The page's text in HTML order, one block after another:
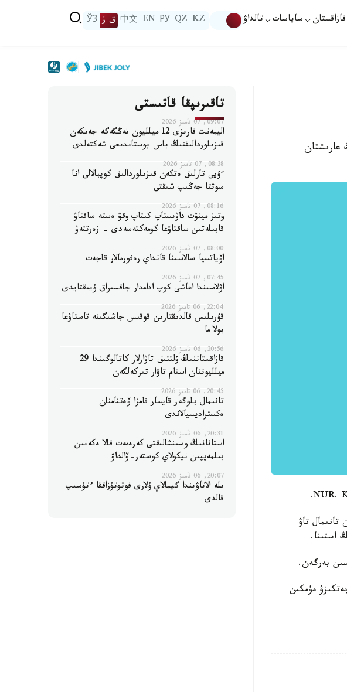
قازاقستان ساياسات تالداۋ KZ
QZ
РУ
EN
中文 ق ز ЎЗ
عارىشتان
تاۋ
استىنا.
بەرگەن.
مۇمكىن
تاقىرىپقا قاتىستى
09:07, 07 تامىز 2026
اليمەنت قارىزى 12 ميلليون تەڭگەگە جەتكەن
قىزىلوردالىقتىڭ باس بوستاندىعى شەكتەلدى
08:38, 07 تامىز 2026
ءۇيى تارلىق ەتكەن قىزىلوردالىق كوپبالالى انا
سوتتا جەڭىپ شىقتى
08:16, 07 تامىز 2026
وتىز مينۋت داۋىستاپ كىتاپ وقۋ ەستە ساقتاۋ
قابىلەتىن ساقتاۋعا كومەكتەسەدى - زەرتتەۋ
08:00, 07 تامىز 2026
اۆياتسيا سالاسىنا قانداي رەفورمالار قاجەت
07:45, 07 تامىز 2026
اۋلاسىندا اعاشى كوپ ادامدار جاقسىراق ۇيىقتايدى
22:04, 06 تامىز 2026
قۇرىلىس قالدىقتارىن قوقىس جاشىگىنە تاستاۋعا
بولا ما
20:56, 06 تامىز 2026
قازاقستاننىڭ ۇلتتىق تاۋارلار كاتالوگىندا 29
ميلليوننان استام تاۋار تىركەلگەن
20:45, 06 تامىز 2026
تانىمال بلوگەر قايسار قامزا ۆەتنامنان
ەكستراديسيالاندى
20:31, 06 تامىز 2026
استانانىڭ وسىنشالىقتى كەرەمەت قالا ەكەنىن
بىلمەپپىن نيكولاي كوستەر-ۆالداۋ
20:07, 06 تامىز 2026
ىلە الاتاۋىندا گيمالاي ۇلارى فوتوتۇزاققا ءتۇسىپ
قالدى